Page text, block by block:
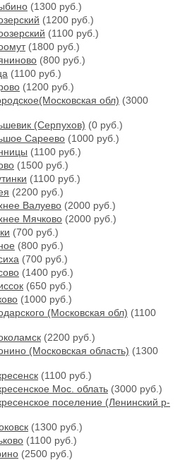
(1300 руб.)
(1200 руб.)
(1100 руб.)
(1800 руб.)
(800 руб.)
(1100 руб.)
(1200 руб.)
обл) (3000
(Серпухов) (0 руб.)
Сареево (1000 руб.)
(1100 руб.)
(1500 руб.)
(1100 руб.)
(2200 руб.)
Валуево (2000 руб.)
Мячково (2000 руб.)
(700 руб.)
(800 руб.)
(700 руб.)
(1400 руб.)
(650 руб.)
(1000 руб.)
(Московская обл) (1100
(2200 руб.)
(Московская область) (1300
(1100 руб.)
Мос. облать (3000 руб.)
поселение (Ленинский р-
(1300 руб.)
(1100 руб.)
(2500 руб.)